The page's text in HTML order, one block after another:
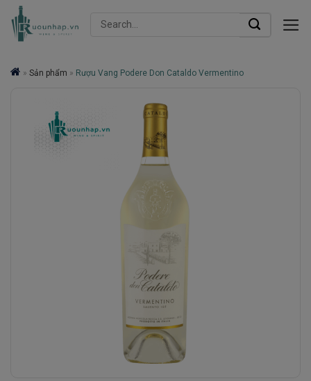
Skip
Search
» Sản phẩm » Rượu Vang Podere Don Cataldo Vermentino